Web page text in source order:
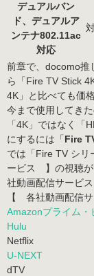
デュアルバン
ド、デュアルア
ンテナ802.11ac
対応
前章で、docomo推
ら「Fire TV Stick
4K」と比べても価
今まで使用してき
「4K」ではなく「
にするには「 Fire
では「Fire TV シ
ービス 】の視聴
社動画配信サービ
【 各社動画配信
Amazonプライム・
Hulu
Netflix
U-NEXT
dTV